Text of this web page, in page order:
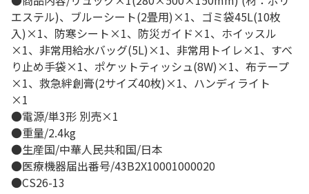
エステル)、ブルーシート(2畳用)×1、ゴミ袋45L(10枚
入)×1、防寒シート×1、防災ガイド×1、ホイッスル
×1、非常用給水バッグ(5L)×1、非常用トイレ×1、すべ
り止め手袋×1、ポケットティッシュ(8W)×1、布テープ
×1、救急絆創膏(2サイズ40枚)×1、ハンディライト
×1
●電源/単3形 別売×1
●重量/2.4kg
●生産国/中華人民共和国/日本
●医療機器届出番号/43B2X10001000020
●CS26-13